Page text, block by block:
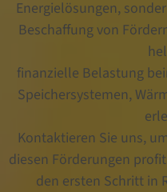
Energielösungen,
Beschaffung von
finanzielle Belastung
Speichersystemen,
Kontaktieren Sie uns,
diesen Förderungen
den ersten Schritt in